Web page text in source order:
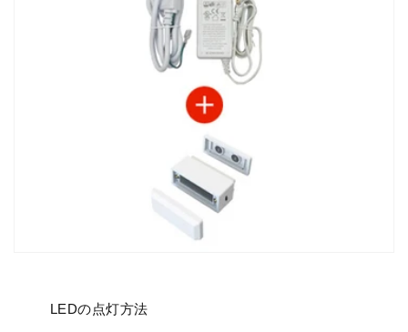
LEDの点灯方法